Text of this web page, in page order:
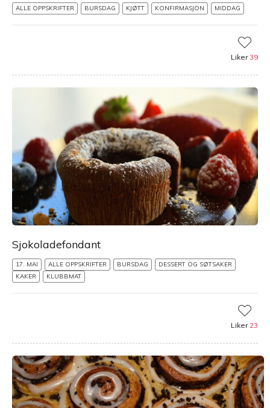
ALLE OPPSKRIFTER BURSDAG KJØTT KONFIRMASJON MIDDAG
Liker39
Sjokoladefondant
17. MAI ALLE OPPSKRIFTER BURSDAG
DESSERT OG SØTSAKER
KAKER
KLUBBMAT
Liker 23